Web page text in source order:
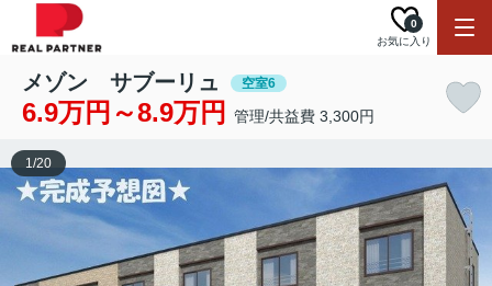
お気に入り
0
メゾン サブーリュ 空室6
6.9万円～8.9万円 管理/共益費 3,300円
1/20